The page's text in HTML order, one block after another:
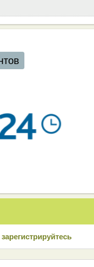
зарeгиcтрирyйтeсь